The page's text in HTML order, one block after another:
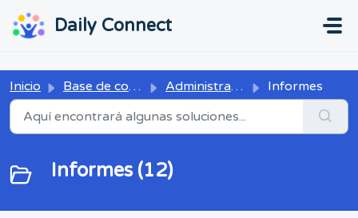
Daily Connect
Inicio Base de conocimientos Administrador Informes
Informes (12)